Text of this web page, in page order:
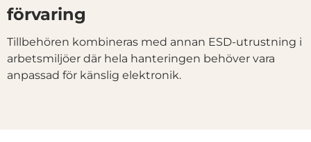
förvaring
Tillbehören kombineras med annan ESD-utrustning i
arbetsmiljöer där hela hanteringen behöver vara
anpassad för känslig elektronik.